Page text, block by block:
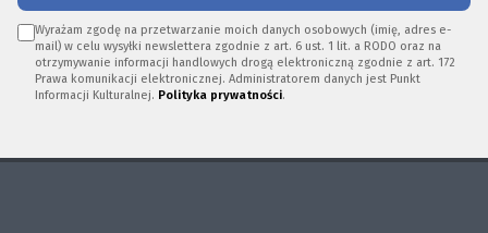
Wyrażam zgodę na przetwarzanie moich danych osobowych (imię, adres e-
mail) w celu wysyłki newslettera zgodnie z art. 6 ust. 1 lit. a RODO oraz na
otrzymywanie informacji handlowych drogą elektroniczną zgodnie z art. 172
Prawa komunikacji elektronicznej. Administratorem danych jest Punkt
Informacji Kulturalnej. Polityka prywatności.